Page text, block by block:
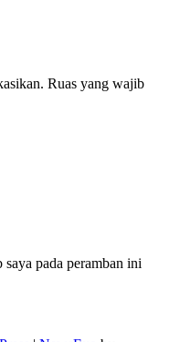
Ruas yang wajib
pada peramban ini